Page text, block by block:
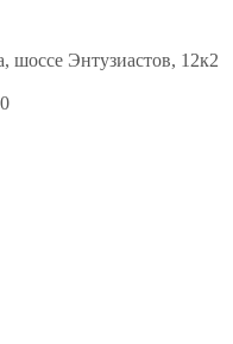
шоссе Энтузиастов, 12к2